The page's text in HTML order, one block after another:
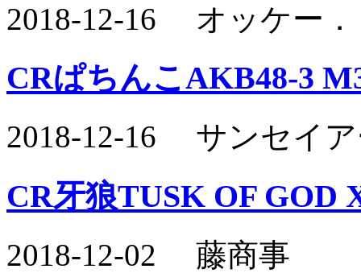
2018-12-16 オッケー
CRぱちんこAKB48-3
2018-12-16 サンセイ
CR牙狼TUSK OF GOD
2018-12-02 藤商事